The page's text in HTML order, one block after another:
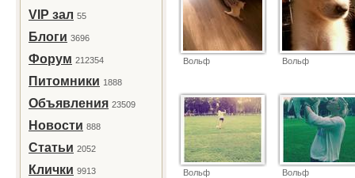
VIP зал 55
Блоги 3696
Форум 212354
Питомники 1888
Объявления 23509
Новости 888
Статьи 2052
Клички 9913
Вольф Вольф
Вольф Вольф